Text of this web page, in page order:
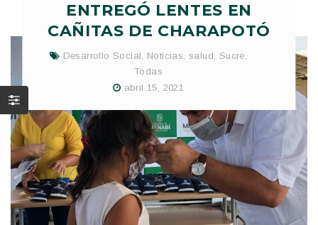
ENTREGÓ LENTES EN
CAÑITAS DE CHARAPOTÓ
Desarrollo Social, Noticias, salud, Sucre,
Todas
abril 15, 2021